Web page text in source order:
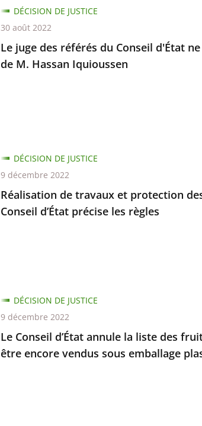
Le juge des référés du Conseil d'État
de M. Hassan Iquioussen
DÉCISION DE JUSTICE
30 août 2022
Réalisation de travaux et protection
Conseil d’État précise les règles
DÉCISION DE JUSTICE
9 décembre 2022
Le Conseil d’État annule la liste des
être encore vendus sous emballage
DÉCISION DE JUSTICE
9 décembre 2022